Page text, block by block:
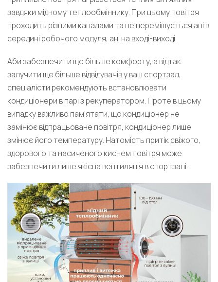
завдяки мідному теплообміннику. При цьому повітря
проходить різними каналами та не перемішується ані в
середині робочого модуля, ані на вході-виході.
Аби забезпечити ще більше комфорту, а відтак
залучити ще більше відвідувачів у ваш спортзал,
спеціалісти рекомендують встановлювати
кондиціонери в парі з рекуператором. Проте в цьому
випадку важливо пам’ятати, що кондиціонер не
замінює відпрацьоване повітря, кондиціонер лише
змінює його температуру. Натомість притік свіжого,
здорового та насиченого киснем повітря може
забезпечити лише якісна вентиляція в спортзалі.